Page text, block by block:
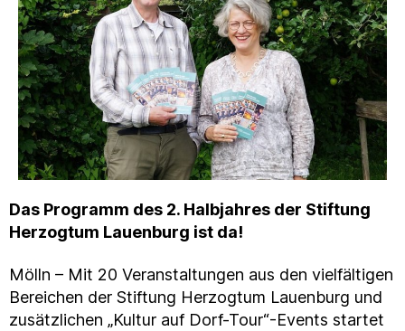
Das Programm des 2. Halbjahres der Stiftung
Herzogtum Lauenburg ist da!
Mölln – Mit 20 Veranstaltungen aus den vielfältigen
Bereichen der Stiftung Herzogtum Lauenburg und
zusätzlichen „Kultur auf Dorf-Tour“-Events startet